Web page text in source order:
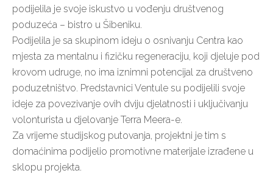
podijelila je svoje iskustvo u vođenju društvenog
poduzeća – bistro u Šibeniku.
Podijelila je sa skupinom ideju o osnivanju Centra kao
mjesta za mentalnu i fizičku regeneraciju, koji djeluje pod
krovom udruge, no ima iznimni potencijal za društveno
poduzetništvo. Predstavnici Ventule su podijelili svoje
ideje za povezivanje ovih dviju djelatnosti i uključivanju
volonturista u djelovanje Terra Meera-e.
Za vrijeme studijskog putovanja, projektni je tim s
domaćinima podijelio promotivne materijale izrađene u
sklopu projekta.